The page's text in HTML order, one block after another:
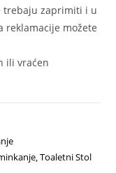
trebaju zaprimiti i u
reklamacije možete
ili vraćen
,Toaletni Stol